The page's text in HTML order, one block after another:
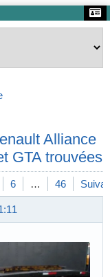
Alliance
GTA trouvées
6 … 46